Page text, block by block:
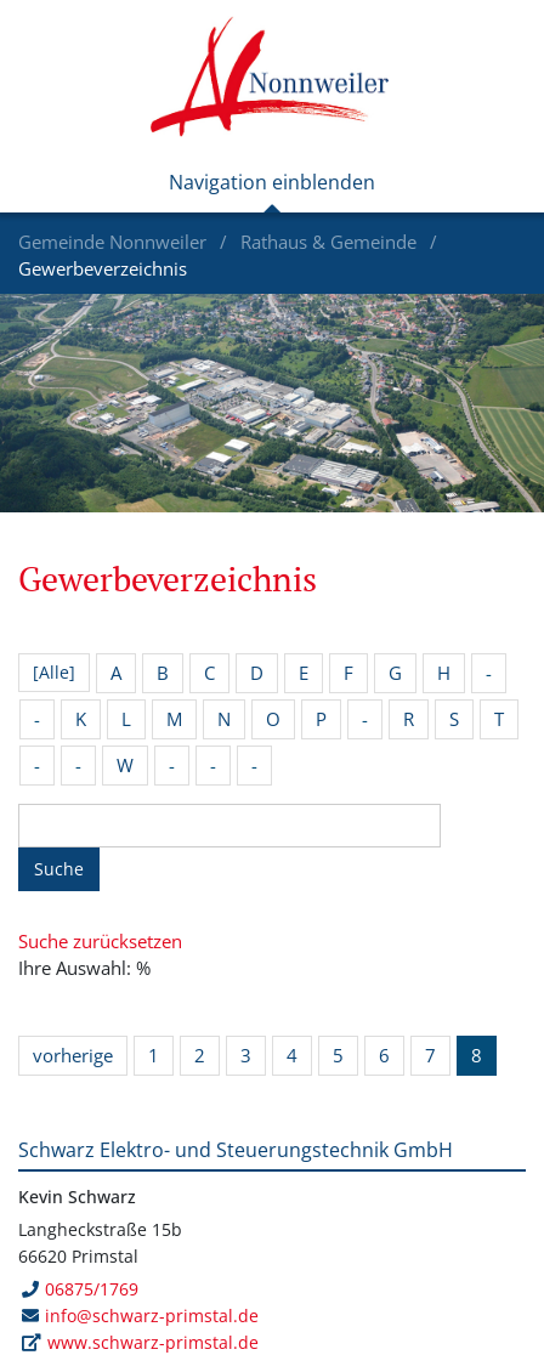
Gemeinde Nonnweiler
Rathaus & Gemeinde
Gewerbeverzeichnis
Gewerbeverzeichnis
[Alle] A B C D E F G H
-
-
K L M N O P - R S
T
-
- W - - -
Suche
Suche zurücksetzen
Ihre Auswahl: %
vorherige 1 2 3 4 5 6 7 8
Schwarz Elektro- und Steuerungstechnik GmbH
Kevin Schwarz
Langheckstraße 15b
66620 Primstal
06875/1769
info@schwarz-primstal.de
www.schwarz-primstal.de